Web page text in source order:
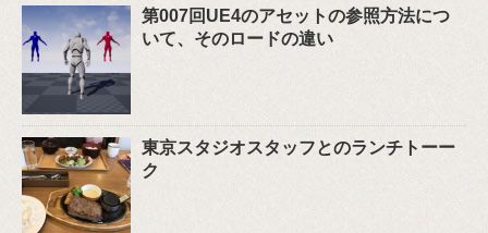
第007回UE4のアセットの参照方法につ
いて、そのロードの違い
東京スタジオスタッフとのランチトーー
ク